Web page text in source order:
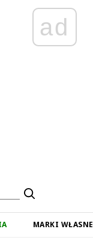
ad
MARKI WŁASNE